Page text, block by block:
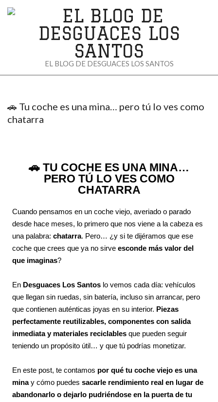
DE
DESGUACES
EL BLOG DE DESGUACES LOS SANTOS
🚗 Tu coche es una mina… pero tú lo ves como
chatarra
🚗 TU COCHE ES UNA MINA…
PERO TÚ LO VES COMO
CHATARRA
Cuando pensamos en un coche viejo, averiado o parado
desde hace meses, lo primero que nos viene a la cabeza es
una palabra: chatarra. Pero… ¿y si te dijéramos que ese
coche que crees que ya no sirve esconde más valor del
que imaginas?
En Desguaces Los Santos lo vemos cada día: vehículos
que llegan sin ruedas, sin batería, incluso sin arrancar, pero
que contienen auténticas joyas en su interior. Piezas
perfectamente reutilizables, componentes con salida
inmediata y materiales reciclables que pueden seguir
teniendo un propósito útil… y que tú podrías monetizar.
En este post, te contamos por qué tu coche viejo es una
minay cómo puedes sacarle rendimiento real en lugar de
abandonarlo o dejarlo pudriéndose en la puerta de tu